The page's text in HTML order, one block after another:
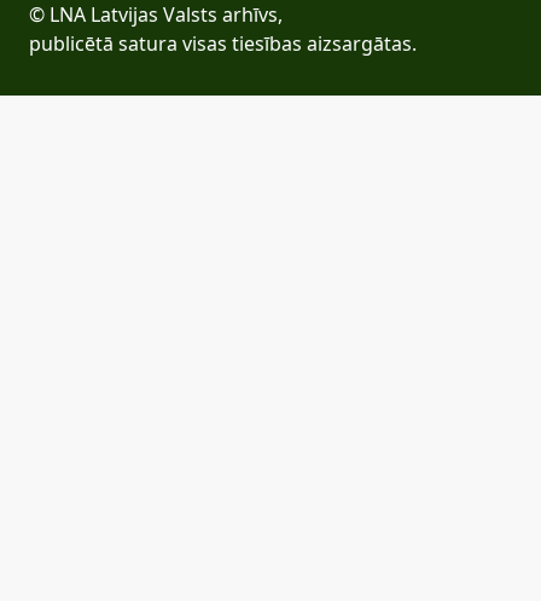
© LNA Latvijas Valsts arhīvs,
publicētā satura visas tiesības aizsargātas.